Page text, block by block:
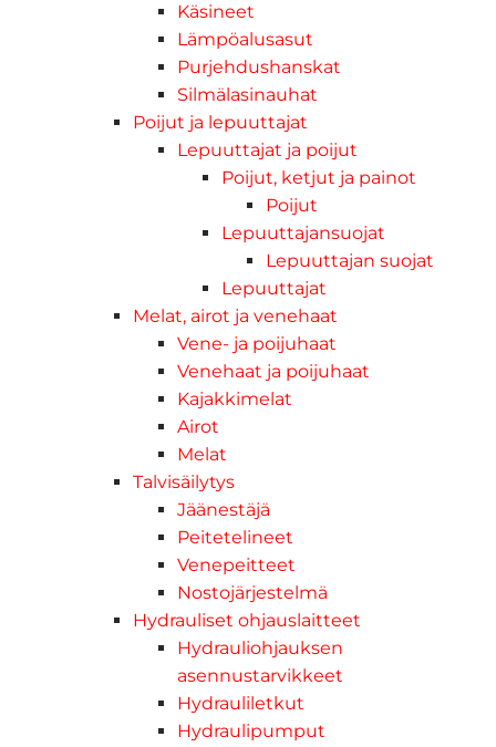
Käsineet
Lämpöalusasut
Purjehdushanskat
Silmälasinauhat
Poijut ja lepuuttajat
Lepuuttajat ja poijut
Poijut, ketjut ja painot
Poijut
Lepuuttajansuojat
Lepuuttajan suojat
Lepuuttajat
Melat, airot ja venehaat
Vene- ja poijuhaat
Venehaat ja poijuhaat
Kajakkimelat
Airot
Melat
Talvisäilytys
Jäänestäjä
Peitetelineet
Venepeitteet
Nostojärjestelmä
Hydrauliset ohjauslaitteet
Hydrauliohjauksen
asennustarvikkeet
Hydrauliletkut
Hydraulipumput